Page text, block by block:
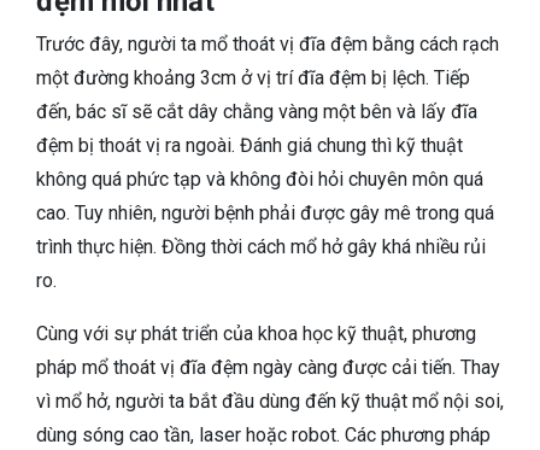
Trước đây, người ta mổ thoát vị đĩa đệm bằng cách rạch
một đường khoảng 3cm ở vị trí đĩa đệm bị lệch. Tiếp
đến, bác sĩ sẽ cắt dây chằng vàng một bên và lấy đĩa
đệm bị thoát vị ra ngoài. Đánh giá chung thì kỹ thuật
không quá phức tạp và không đòi hỏi chuyên môn quá
cao. Tuy nhiên, người bệnh phải được gây mê trong quá
trình thực hiện. Đồng thời cách mổ hở gây khá nhiều rủi
ro.
Cùng với sự phát triển của khoa học kỹ thuật, phương
pháp mổ thoát vị đĩa đệm ngày càng được cải tiến. Thay
vì mổ hở, người ta bắt đầu dùng đến kỹ thuật mổ nội soi,
dùng sóng cao tần, laser hoặc robot. Các phương pháp